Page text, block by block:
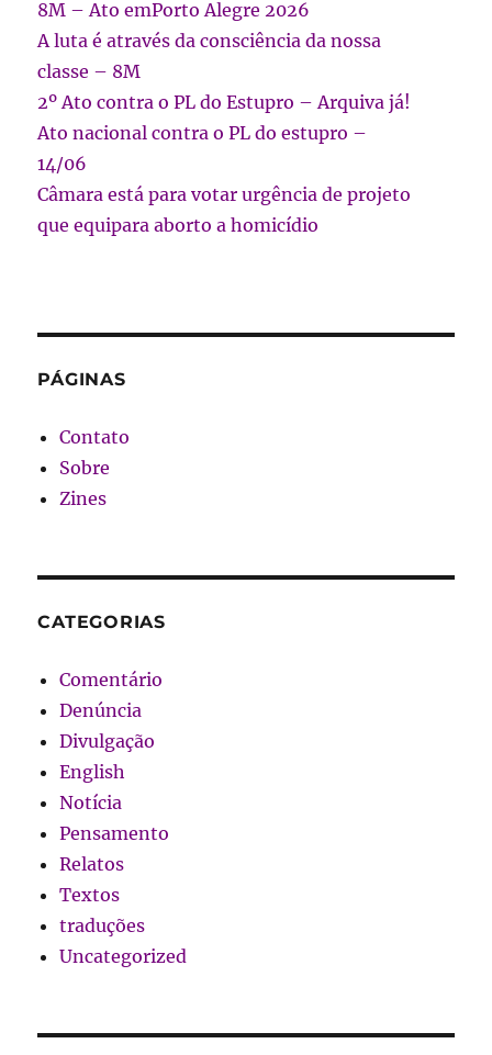
8M – Ato emPorto Alegre 2026
A luta é através da consciência da nossa
classe – 8M
2º Ato contra o PL do Estupro – Arquiva já!
Ato nacional contra o PL do estupro –
14/06
Câmara está para votar urgência de projeto
que equipara aborto a homicídio
PÁGINAS
Contato
Sobre
Zines
CATEGORIAS
Comentário
Denúncia
Divulgação
English
Notícia
Pensamento
Relatos
Textos
traduções
Uncategorized